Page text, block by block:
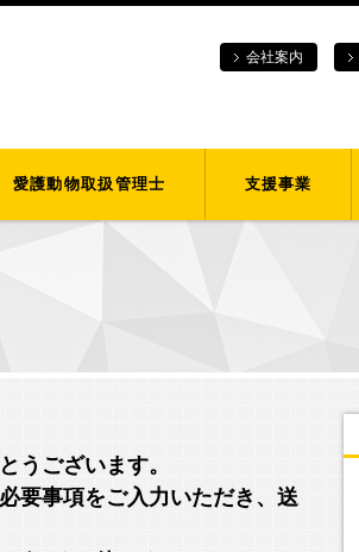
会社案内
愛護動物取扱管理士 支援事業
うございます。
要事項をご入力いただき、送